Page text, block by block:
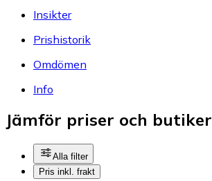
Insikter
Prishistorik
Omdömen
Info
Jämför priser och butiker
Alla filter
Pris inkl. frakt